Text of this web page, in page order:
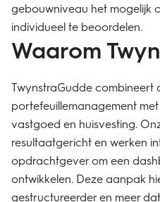
gebouwniveau het mogelijk
individueel te beoordelen.
Waarom
TwynstraGudde combineert
portefeuillemanagement
vastgoed en huisvesting.
resultaatgericht en werken
opdrachtgever om een
ontwikkelen. Deze aanpak
gestructureerder en meer